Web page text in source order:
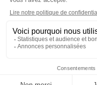
Produit indisponible
aux mineurs
La preuve de
moment de la